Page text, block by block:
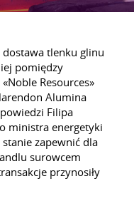
dostawa tlenku glinu
pomiędzy
Resources»
Alumina
Filipa
ministra energetyki
zapewnić dla
surowcem
przynosiły